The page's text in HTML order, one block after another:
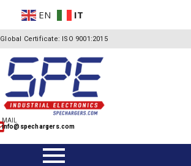
EN IT
Global Certificate: ISO 9001:2015
MAIL
info@spechargers.com